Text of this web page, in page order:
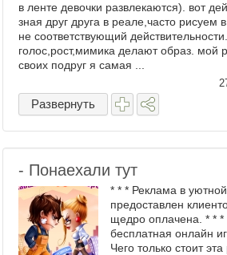
в ленте девочки развлекаются). вот
зная друг друга в реале,часто рисуем
не соответствующий
голос,рост,мимика делают образ. мой
своих подруг я самая ...
Развернуть
- Понаехали тут
* * * Реклама в
предоставлен
щедро оплачена. * *
бесплатная онлайн
Чего только стоит